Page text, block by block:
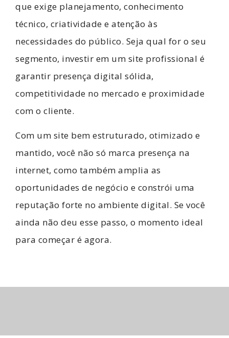
que exige planejamento, conhecimento
técnico, criatividade e atenção às
necessidades do público. Seja qual for o seu
segmento, investir em um site profissional é
garantir presença digital sólida,
competitividade no mercado e proximidade
com o cliente.
Com um site bem estruturado, otimizado e
mantido, você não só marca presença na
internet, como também amplia as
oportunidades de negócio e constrói uma
reputação forte no ambiente digital. Se você
ainda não deu esse passo, o momento ideal
para começar é agora.